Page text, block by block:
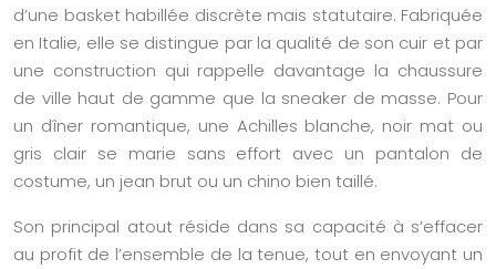
d’une basket habillée discrète mais statutaire. Fabriquée
en Italie, elle se distingue par la qualité de son cuir et par
une construction qui rappelle davantage la chaussure
de ville haut de gamme que la sneaker de masse. Pour
un dîner romantique, une Achilles blanche, noir mat ou
gris clair se marie sans effort avec un pantalon de
costume, un jean brut ou un chino bien taillé.
Son principal atout réside dans sa capacité à s’effacer
au profit de l’ensemble de la tenue, tout en envoyant un